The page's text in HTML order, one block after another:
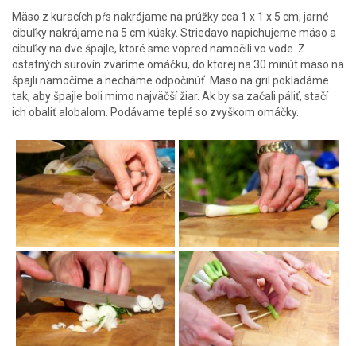
Mäso z kuracích pŕs nakrájame na prúžky cca 1 x 1 x 5 cm, jarné
cibuľky nakrájame na 5 cm kúsky. Striedavo napichujeme mäso a
cibuľky na dve špajle, ktoré sme vopred namočili vo vode. Z
ostatných surovín zvaríme omáčku, do ktorej na 30 minút mäso na
špajli namočíme a necháme odpočinúť. Mäso na gril pokladáme
tak, aby špajle boli mimo najväčší žiar. Ak by sa začali páliť, stačí
ich obaliť alobalom. Podávame teplé so zvyškom omáčky.